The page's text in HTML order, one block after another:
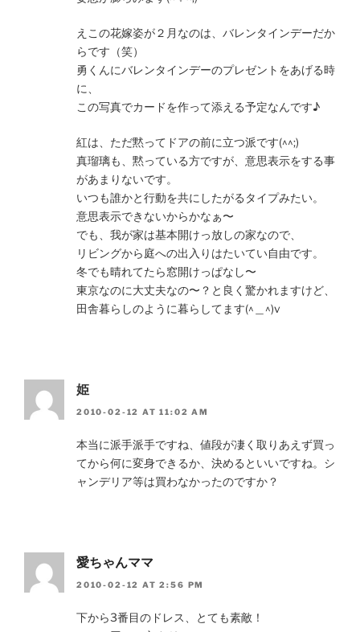
えこの花嫁姿が２月なのは、バレンタインデーだか
らです（笑）
勇くんにバレンタインデーのプレゼントをあげる時
に、
この写真でカードを作って添える予定なんです♪
紅は、ただ黙ってドアの前に立つ派です(^^;)
真瑠璃も、黙っている方ですが、意思表示をする事
があまりないです。
いつも誰かと行動を共にしたがるタイプみたい。
意思表示できないからかなぁ〜
でも、我が家は基本開けっ放しの家なので、
リビングから庭への出入りはたいてい自由です。
冬でも晴れてたら窓開けっぱなし〜
東京なのに大丈夫なの〜？と良く驚かれますけど、
田舎暮らしのように暮らしてます(^＿^)v
姫
2010-02-12 AT 11:02 AM
本当に派手派手ですね、値段が凄く取りあえず買っ
てから何に変身できるか、決めるといいですね。シ
ャンデリア等は買わなかったのですか？
愛ちゃんママ
2010-02-12 AT 2:56 PM
下から3番目のドレス、とても素敵！